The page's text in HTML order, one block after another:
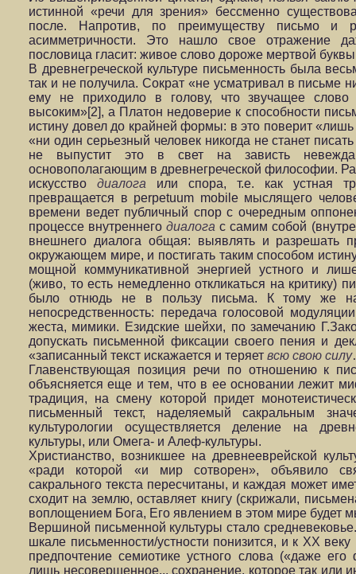
истинной «речи для зрения» бессменно
после. Напротив, по преимуществу письмо и
асимметричности. Это нашло свое отражение
пословица гласит: живое слово дороже мертвой
В древнегреческой культуре письменность была
так и не получила. Сократ «не усматривал в письме
ему не приходило в голову, что звучащее
высоким»[2], а Платон недоверие к способности
истину довел до крайней формы: в это поверит «лишь
«ни один серьезный человек никогда не станет
не выпустит это в свет на зависть
основополагающим в древнегреческой философии.
искусство диалога или спора, т.е. как устная
превращается в perpetuum mobile мыслящего
времени ведет публичный спор с очередным
процессе внутреннегодиалога с самим собой
внешнего диалога общая: выявлять и разрешать
окружающем мире, и постигать таким способом
мощной коммуникативной энергией устного и
(живо, то есть немедленно откликаться на критику)
было отнюдь не в пользу письма. К тому же на
непосредственность: передача голосовой
жеста, мимики. Езидские шейхи, по замечанию
допускать письменной фиксации своего пения и
«записанный текст искажается и теряет всю свою силу
Главенствующая позиция речи по отношению к
объясняется еще и тем, что в ее основании лежит
традиция, на смену которой придет
письменный текст, наделяемый сакральным
культурологии осуществляется деление на
культуры, или Омега- и Алеф-культуры.
Христианство, возникшее на древнееврейской
«ради которой «и мир сотворен», объявило
сакрального текста пересчитаны, и каждая может
сходит на землю, оставляет книгу (скрижали,
воплощением Бога, Его явлением в этом мире будет
Вершиной письменной культуры стало
шкале письменности/устности понизится, и к ХХ
предпочтение семиотике устного слова («даже
лишь несовершенное... сохранение, которое так или